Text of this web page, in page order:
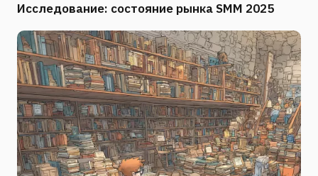
Исследование: состояние рынка SMM 2025